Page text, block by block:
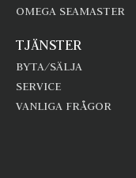
OMEGA SEAMASTER
TJÄNSTER
BYTA/SÄLJA
SERVICE
VANLIGA FRÅGOR